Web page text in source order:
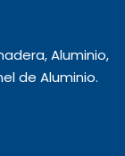
Aluminio,
de Aluminio.